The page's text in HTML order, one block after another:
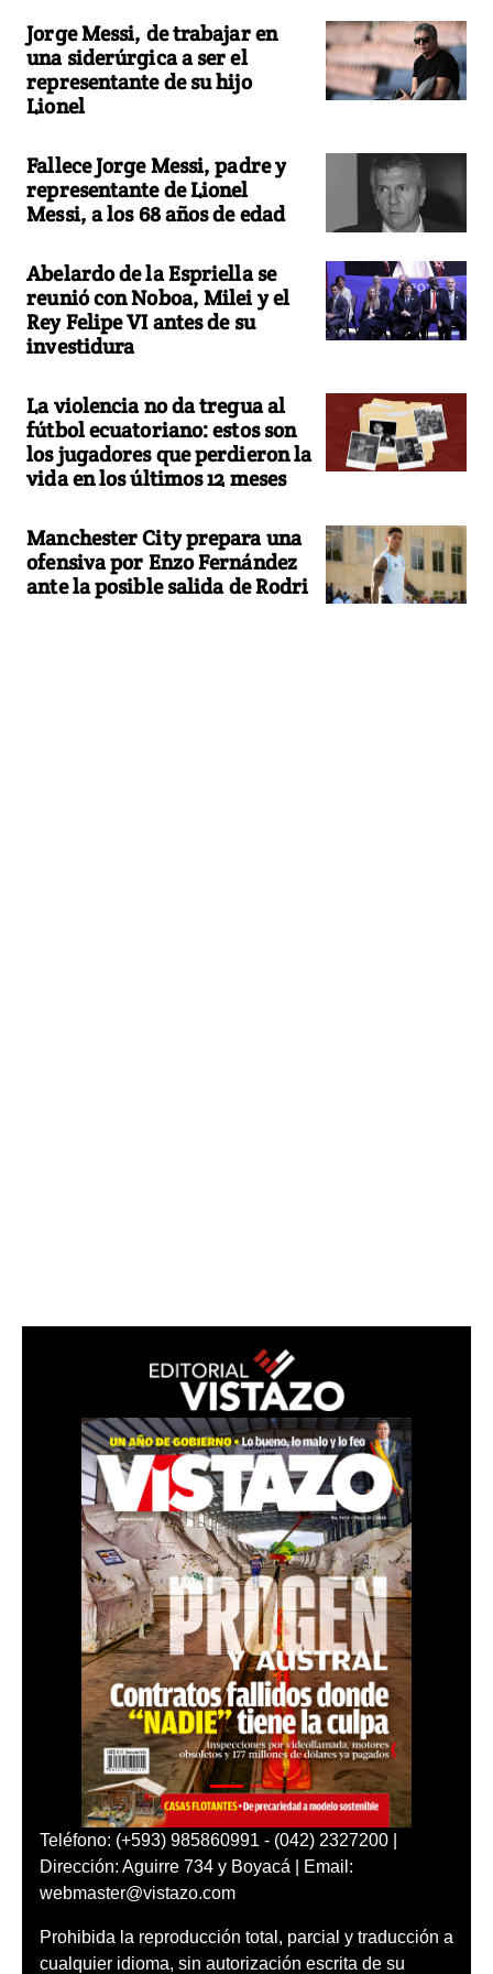
Jorge Messi, de trabajar en
una siderúrgica a ser el
representante de su hijo
Lionel
Fallece Jorge Messi, padre y
representante de Lionel
Messi, a los 68 años de edad
Abelardo de la Espriella se
reunió con Noboa, Milei y el
Rey Felipe VI antes de su
investidura
La violencia no da tregua al
fútbol ecuatoriano: estos son
los jugadores que perdieron la
vida en los últimos 12 meses
Manchester City prepara una
ofensiva por Enzo Fernández
ante la posible salida de Rodri
Teléfono: (+593) 985860991 - (042) 2327200 |
Dirección: Aguirre 734 y Boyacá | Email:
webmaster@vistazo.com
Prohibida la reproducción total, parcial y traducción a
cualquier idioma, sin autorización escrita de su